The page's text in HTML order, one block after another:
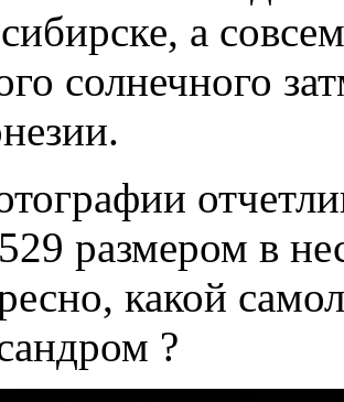
а
солнечного
размером в
какой
?